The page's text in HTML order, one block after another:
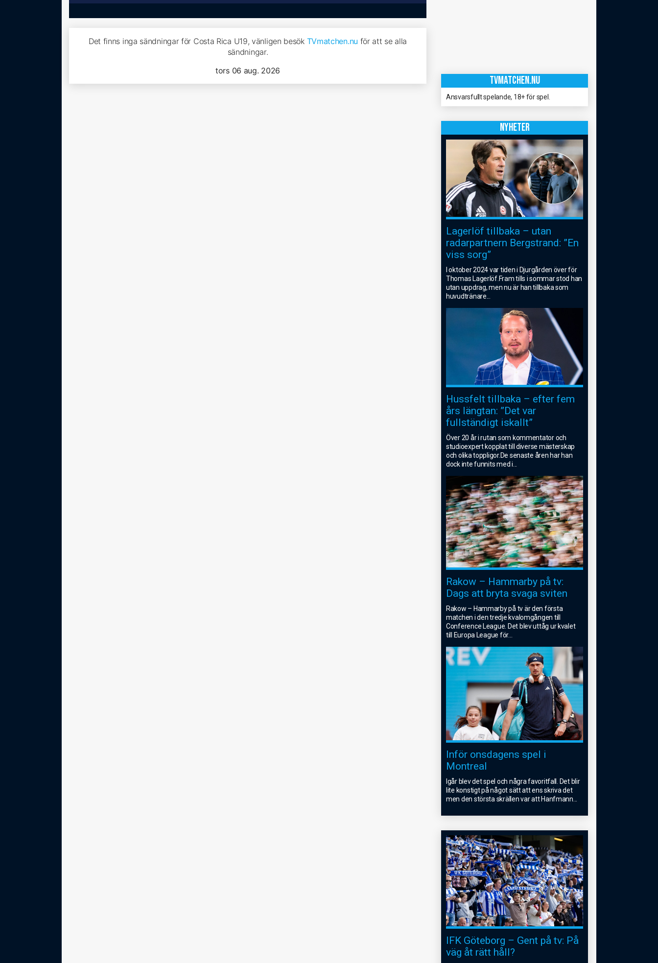
Det finns inga sändningar för Costa Rica U19, vänligen besök TVmatchen.nu för att se alla
sändningar.
tors 06 aug. 2026
TVMATCHEN.NU
Ansvarsfullt spelande, 18+ för spel.
NYHETER
Lagerlöf tillbaka – utan
radarpartnern Bergstrand: ”En
viss sorg”
I oktober 2024 var tiden i Djurgården över för
Thomas Lagerlöf.Fram tills i sommar stod han
utan uppdrag, men nu är han tillbaka som
huvudtränare
Hussfelt tillbaka – efter fem
års längtan: ”Det var
fullständigt iskallt”
Över 20 år i rutan som kommentator och
studioexpert kopplat till diverse mästerskap
och olika toppligor.De senaste åren har han
dock inte funnits med i
Rakow – Hammarby på tv:
Dags att bryta svaga sviten
Rakow – Hammarby på tv är den första
matchen i den tredje kvalomgången till
Conference League. Det blev uttåg ur kvalet
till Europa League för...
Inför onsdagens spel i
Montreal
Igår blev det spel och några favoritfall. Det blir
lite konstigt på något sätt att ens skriva det
men den största skrällen var att Hanfmann
IFK Göteborg – Gent på tv: På
väg åt rätt håll?